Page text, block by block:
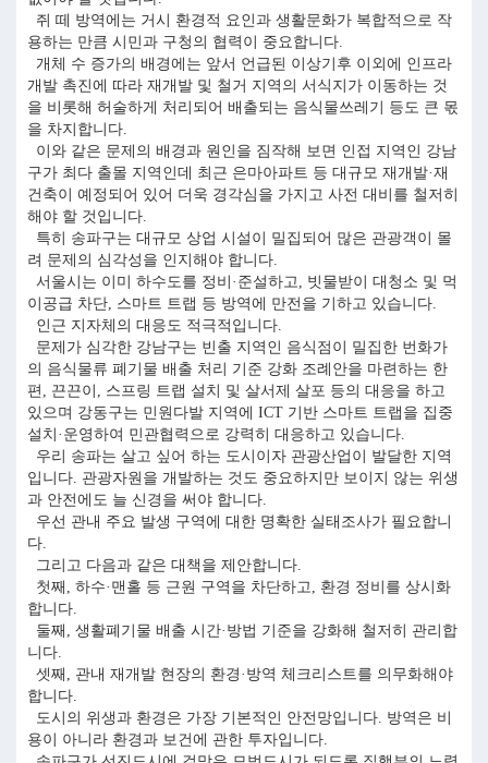
쥐 떼 방역에는 거시 환경적 요인과 생활문화가 복합적으로 작
용하는 만큼 시민과 구청의 협력이 중요합니다.
개체 수 증가의 배경에는 앞서 언급된 이상기후 이외에 인프라
개발 촉진에 따라 재개발 및 철거 지역의 서식지가 이동하는 것
을 비롯해 허술하게 처리되어 배출되는 음식물쓰레기 등도 큰 몫
을 차지합니다.
이와 같은 문제의 배경과 원인을 짐작해 보면 인접 지역인 강남
구가 최다 출몰 지역인데 최근 은마아파트 등 대규모 재개발·재
건축이 예정되어 있어 더욱 경각심을 가지고 사전 대비를 철저히
해야 할 것입니다.
특히 송파구는 대규모 상업 시설이 밀집되어 많은 관광객이 몰
려 문제의 심각성을 인지해야 합니다.
서울시는 이미 하수도를 정비·준설하고, 빗물받이 대청소 및 먹
이공급 차단, 스마트 트랩 등 방역에 만전을 기하고 있습니다.
인근 지자체의 대응도 적극적입니다.
문제가 심각한 강남구는 빈출 지역인 음식점이 밀집한 번화가
의 음식물류 폐기물 배출 처리 기준 강화 조례안을 마련하는 한
편, 끈끈이, 스프링 트랩 설치 및 살서제 살포 등의 대응을 하고
있으며 강동구는 민원다발 지역에 ICT 기반 스마트 트랩을 집중
설치·운영하여 민관협력으로 강력히 대응하고 있습니다.
우리 송파는 살고 싶어 하는 도시이자 관광산업이 발달한 지역
입니다. 관광자원을 개발하는 것도 중요하지만 보이지 않는 위생
과 안전에도 늘 신경을 써야 합니다.
우선 관내 주요 발생 구역에 대한 명확한 실태조사가 필요합니
다.
그리고 다음과 같은 대책을 제안합니다.
첫째, 하수·맨홀 등 근원 구역을 차단하고, 환경 정비를 상시화
합니다.
둘째, 생활폐기물 배출 시간·방법 기준을 강화해 철저히 관리합
니다.
셋째, 관내 재개발 현장의 환경·방역 체크리스트를 의무화해야
합니다.
도시의 위생과 환경은 가장 기본적인 안전망입니다. 방역은 비
용이 아니라 환경과 보건에 관한 투자입니다.